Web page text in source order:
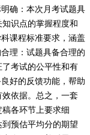
确：本次月考试题具
识点的掌握程度和
课程标准要求，涵盖
理：试题具备合理的
考试的公平性和有
好的反馈功能，帮助
依据。总之，一套
各环节上要求细
预估平均分的期望